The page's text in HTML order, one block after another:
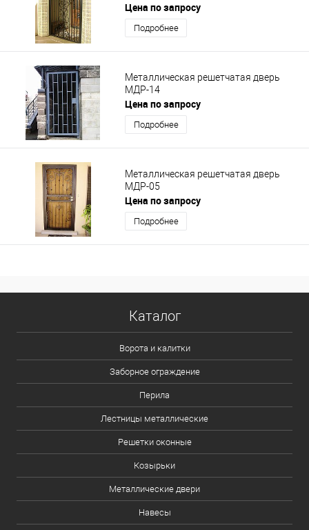
Цена по запросу
Подробнее
Металлическая решетчатая дверь
МДР-14
Цена по запросу
Подробнее
Металлическая решетчатая дверь
МДР-05
Цена по запросу
Подробнее
Каталог
Ворота и калитки
Заборное ограждение
Перила
Лестницы металлические
Решетки оконные
Козырьки
Металлические двери
Навесы